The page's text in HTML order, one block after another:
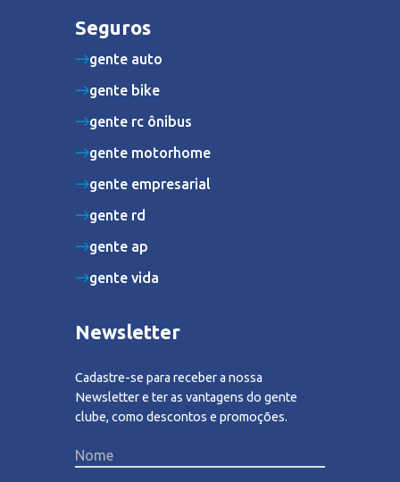
Seguros
gente auto
gente bike
gente rc ônibus
gente motorhome
gente empresarial
gente rd
gente ap
gente vida
Newsletter
Cadastre-se para receber a nossa
Newsletter e ter as vantagens do gente
clube, como descontos e promoções.